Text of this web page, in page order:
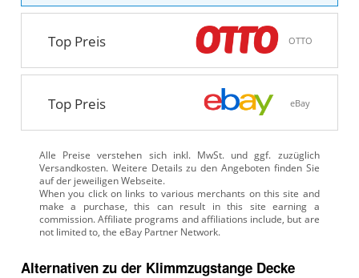
Top Preis OTTO
Top Preis eBay
Alle Preise verstehen sich inkl. MwSt. und ggf. zuzüglich
Versandkosten. Weitere Details zu den Angeboten finden Sie
auf der jeweiligen Webseite.
Alternativen zu der Klimmzugstange Decke